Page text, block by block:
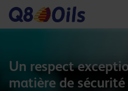
Un respect
matière de